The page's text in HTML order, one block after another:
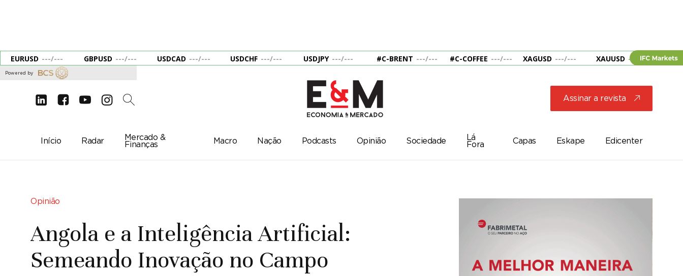
EURUSD ---/--- GBPUSD ---/--- USDCAD ---/--- USDCHF ---/--- USDJPY ---/--- #C-BRENT ---/--- #C-COFFEE ---/--- XAGUSD ---/--- XAUUSD --- ---
Powered by
d e g c 2 Assinar a revista j
Início Radar
Mercado &
Finanças
Macro Nação Podcasts Opinião Sociedade
Lá
Fora
Capas Eskape Edicenter
Opinião
Angola e a Inteligência Artificial:
Semeando Inovação no Campo